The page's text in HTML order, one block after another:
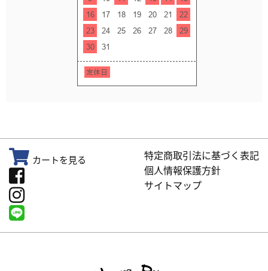
カートを見る
特定商取引法に基づく表記
個人情報保護方針
サイトマップ